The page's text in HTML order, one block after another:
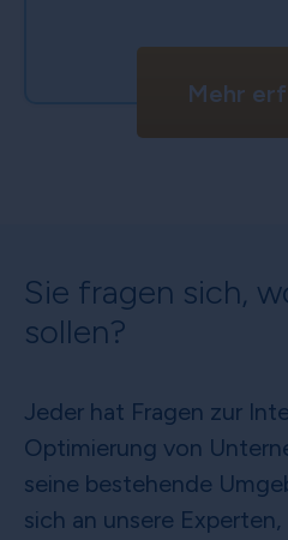
Mehr
Sie fragen sich,
sollen?
Jeder hat Fragen zur
Optimierung von
seine bestehende
sich an unsere